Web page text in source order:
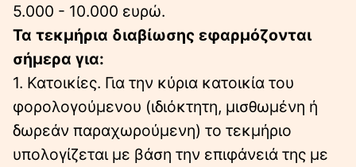
5.000 - 10.000 ευρώ.
Τα τεκμήρια διαβίωσης εφαρμόζονται
σήμερα για:
1. Κατοικίες. Για την κύρια κατοικία του
φορολογούμενου (ιδιόκτητη, μισθωμένη ή
δωρεάν παραχωρούμενη) το τεκμήριο
υπολογίζεται με βάση την επιφάνειά της με